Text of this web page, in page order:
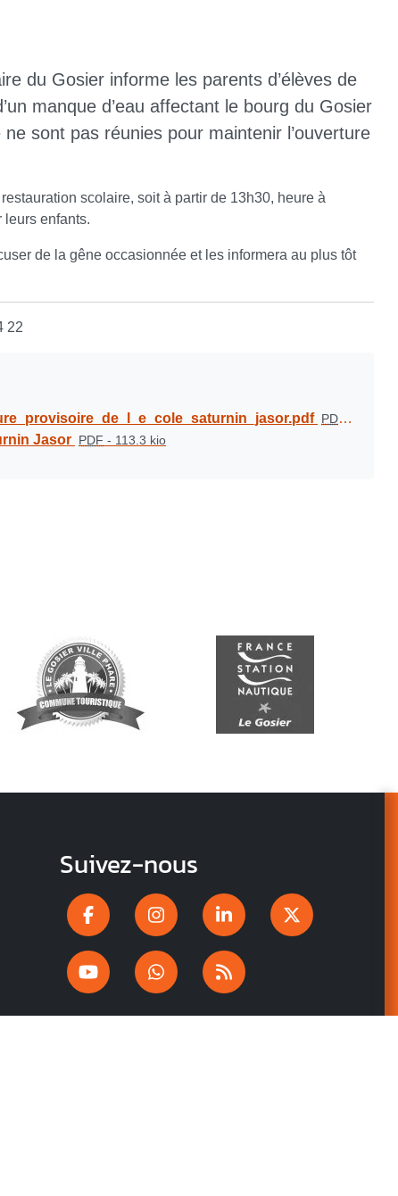
du Gosier informe les parents d’élèves de
manque d’eau affectant le bourg du Gosier
sont pas réunies pour maintenir l’ouverture
scolaire, soit à partir de 13h30, heure à
leurs enfants.
de la gêne occasionnée et les informera au plus tôt
22
PDF -
Jasor PDF - 113.3 kio
Suivez-nous